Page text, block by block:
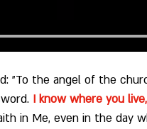
"To the angel of the
I know where you
in Me, even in the day